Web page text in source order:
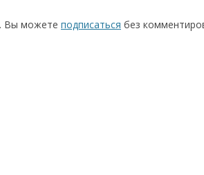
Вы можете подписаться без